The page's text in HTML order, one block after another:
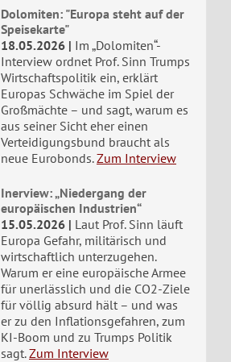
Dolomiten: "Europa steht auf der
Speisekarte"
18.05.2026
Im „Dolomiten“-
Interview ordnet Prof. Sinn Trumps
Wirtschaftspolitik ein, erklärt
Europas Schwäche im Spiel der
Großmächte – und sagt, warum es
aus seiner Sicht eher einen
Verteidigungsbund braucht als
neue Eurobonds. Zum Interview
Inerview: „Niedergang der
europäischen Industrien“
15.05.2026
Laut Prof. Sinn läuft
Europa Gefahr, militärisch und
wirtschaftlich unterzugehen.
Warum er eine europäische Armee
für unerlässlich und die CO2-Ziele
für völlig absurd hält – und was
er zu den Inflationsgefahren, zum
KI-Boom und zu Trumps Politik
sagt. Zum Interview